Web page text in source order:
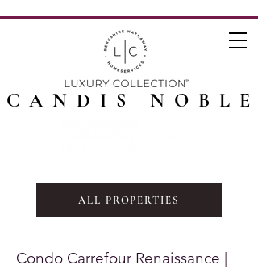
CANDIS NOBLE
ALL PROPERTIES
Condo Carrefour Renaissance |